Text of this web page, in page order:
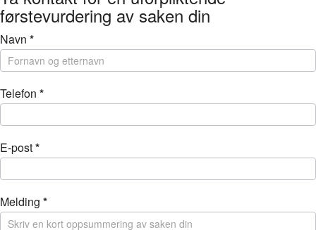
førstevurdering av saken din
Kontakt
Navn *
Telefon *
E-post*
Melding *